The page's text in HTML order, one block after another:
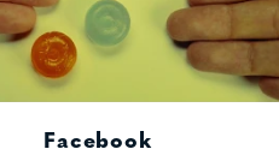
Facebook